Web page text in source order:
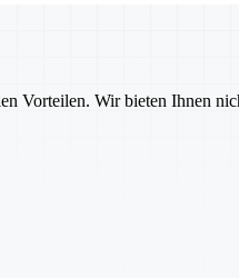
Vorteilen. Wir bieten Ihnen